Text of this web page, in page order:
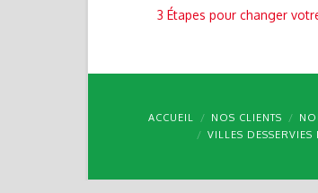
3 Étapes pour changer
ACCUEIL NOS CLIENTS
VILLES